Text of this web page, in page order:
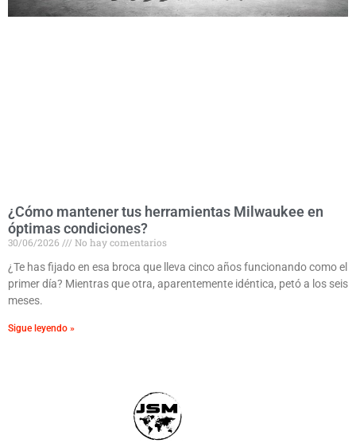
¿Cómo mantener tus herramientas Milwaukee en
óptimas condiciones?
30/06/2026
No hay comentarios
¿Te has fijado en esa broca que lleva cinco años funcionando como el
primer día? Mientras que otra, aparentemente idéntica, petó a los seis
meses.
Sigue leyendo »